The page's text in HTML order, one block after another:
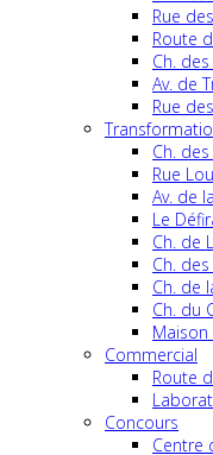
Rue
Route
Ch.
Av. de
Rue
Ch.
Rue
Av. de
Le
Ch. de
Ch.
Ch. de
Ch. du
Commercial
Route
Concours
Centre